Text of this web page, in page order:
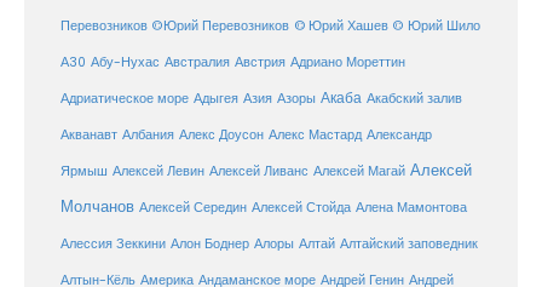
Перевозников ©Юрий Перевозников © Юрий Хашев © Юрий Шило
А30 Абу-Нухас Австралия Австрия Адриано Мореттин
Адриатическое море Адыгея Азия Азоры Акаба Акабский залив
Акванавт Албания Алекс Доусон Алекс Мастард Александр
Ярмыш Алексей Левин Алексей Ливанс Алексей Магай Алексей
Молчанов Алексей Середин Алексей Стойда Алена Мамонтова
Алессия Зеккини Алон Боднер Алоры Алтай Алтайский заповедник
Алтын-Кёль Америка Андаманское море Андрей Генин Андрей